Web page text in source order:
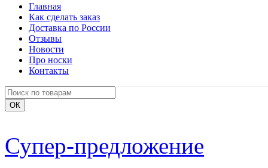
Главная
Как сделать заказ
Доставка по России
Отзывы
Новости
Про носки
Контакты
Супер-предложение